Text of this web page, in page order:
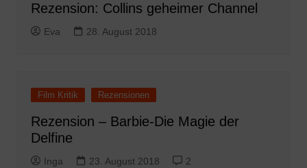
Rezension: Collins geheimer Channel
Eva 28. August 2018
Film Kritik Rezensionen
Rezension – Barbie-Die Magie der
Delfine
Inga 23. August 2018 2